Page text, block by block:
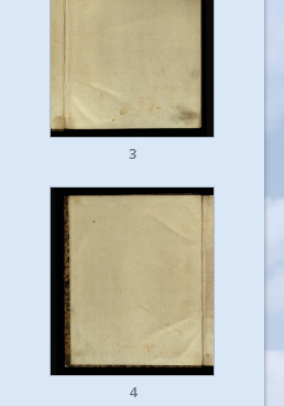
3
4